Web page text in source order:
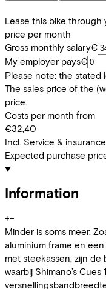
Lease this bike through
price per month
Gross monthly salary€
My employer pays€
Please note: the stated
The sales price of the
price.
Costs per month from
€32,40
Incl. Service &
Expected purchase
Information
+−
Minder is soms meer.
aluminium frame en
met steekassen, zijn de
waarbij Shimano’s Cues